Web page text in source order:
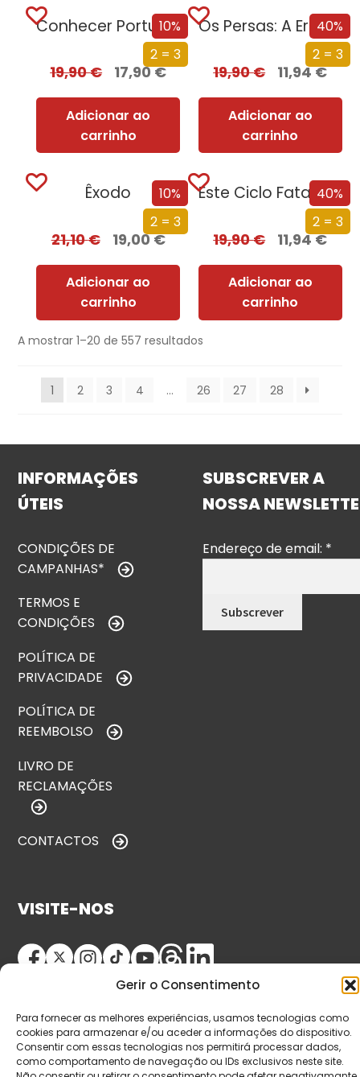
Gerir o Consentimento
Para fornecer as melhores experiências, usamos tecnologias como
cookies para armazenar e/ou aceder a informações do dispositivo.
Consentir com essas tecnologias nos permitirá processar dados,
como comportamento de navegação ou IDs exclusivos neste site.
10%
2 = 3
Conhecer Portugal a Pé
19,90€ 17,90€
Adicionar ao
carrinho
40%
2 = 3
Os Persas: A Era dos Grandes Reis
19,90€ 11,94€
Adicionar ao
carrinho
10%
2 = 3
Êxodo
21,10€ 19,00€
Adicionar ao
carrinho
40%
2 = 3
Este Ciclo Fatal: Uma História da Morte
19,90€ 11,94€
Adicionar ao
carrinho
A mostrar 1–20 de 557 resultados
1 2 3 4 … 26 27 28
INFORMAÇÕES
ÚTEIS
CONDIÇÕES DE
CAMPANHAS*
TERMOS E
CONDIÇÕES
POLÍTICA DE
PRIVACIDADE
POLÍTICA DE
REEMBOLSO
LIVRO DE
RECLAMAÇÕES
CONTACTOS
SUBSCREVER A
NOSSA
Endereço de email: *
VISITE-NOS
© Copyright 2026 Saída de Emergência. Todos os